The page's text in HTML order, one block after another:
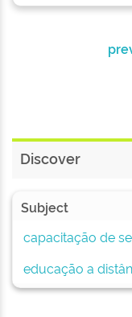
Discover
Subject
capacitação de
educação a